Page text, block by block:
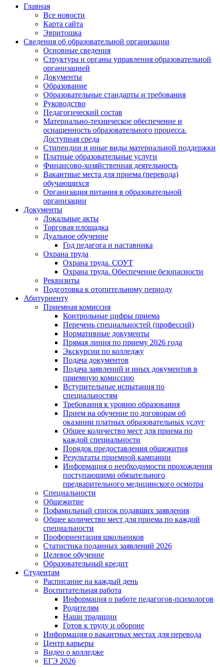
Главная
Все новости
Карта сайта
Эвритошка
Сведения об образовательной организации
Основные сведения
Структура и органы управления образовательной
организацией
Документы
Образование
Образовательные стандарты и требования
Руководство
Педагогический состав
Материально-техническое обеспечение и
оснащенность образовательного процесса.
Доступная среда
Стипендии и иные виды материальной поддержки
Платные образовательные услуги
Финансово-хозяйственная деятельность
Вакантные места для приема (перевода)
обучающихся
Организация питания в образовательной
организации
Документы
Локальные акты
Торговая площадка
Дуальное обучение
Год педагога и наставника
Охрана труда
Охрана труда. СОУТ
Охрана труда. Обеспечение безопасности
Реквизиты
Подготовка к отопительному периоду
Абитуриенту
Приемная комиссия
Контрольные цифры приема
Перечень специальностей (профессий)
Нормативные документы
Прямая линия по приему 2026 года
Экскурсии по колледжу
Подача документов
Подача заявлений и иных документов в
приемную комиссию
Вступительные испытания по
специальностям
Требования к уровню образования
Прием на обучение по договорам об
оказании платных образовательных услуг
Общее количество мест для приема по
каждой специальности
Порядок предоставления общежития
Результаты приемной кампании
Информация о необходимости прохождения
поступающими обязательного
предварительного медицинского осмотра
Специальности
Общежитие
Пофамильный список подавших заявления
Общее количество мест для приема по каждой
специальности
Профориентация школьников
Статистика поданных заявлений 2026
Целевое обучение
Образовательный кредит
Студентам
Расписание на каждый день
Воспитательная работа
Информация о работе педагогов-психологов
Родителям
Наши традиции
Готов к труду и обороне
Информация о вакантных местах для перевода
Центр карьеры
Видео о колледже
ЕГЭ 2026